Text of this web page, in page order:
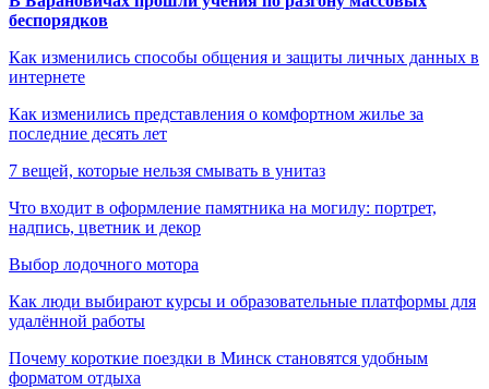
беспорядков
Как изменились способы общения и защиты личных данных в
интернете
Как изменились представления о комфортном жилье за
последние десять лет
7 вещей, которые нельзя смывать в унитаз
Что входит в оформление памятника на могилу: портрет,
надпись, цветник и декор
Выбор лодочного мотора
Как люди выбирают курсы и образовательные платформы для
удалённой работы
Почему короткие поездки в Минск становятся удобным
форматом отдыха